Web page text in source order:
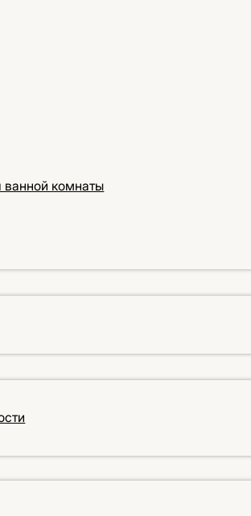
ванной комнаты